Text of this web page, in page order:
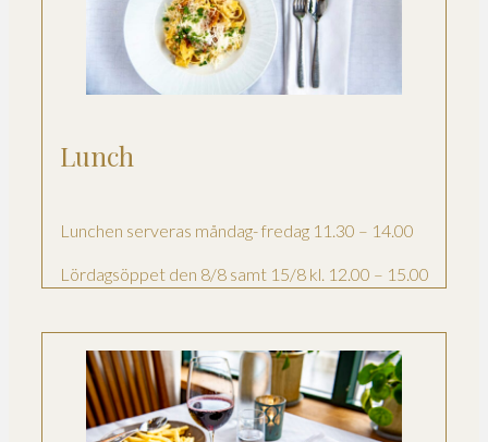
Lunch
Lunchen serveras måndag- fredag 11.30 – 14.00
Lördagsöppet den 8/8 samt 15/8 kl. 12.00 – 15.00